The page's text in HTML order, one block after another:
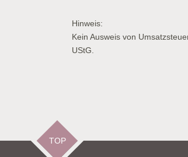
Hinweis:
Kein Ausweis von
UStG.
TOP